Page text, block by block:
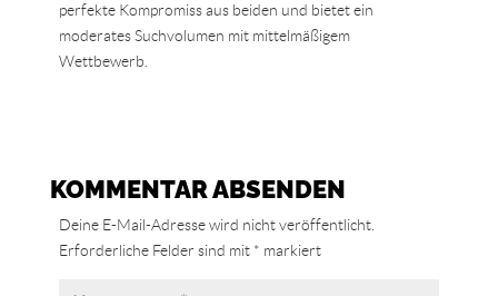
perfekte Kompromiss aus beiden und bietet ein
moderates Suchvolumen mit mittelmäßigem
Wettbewerb.
KOMMENTAR ABSENDEN
Deine E-Mail-Adresse wird nicht veröffentlicht.
Erforderliche Felder sind mit * markiert